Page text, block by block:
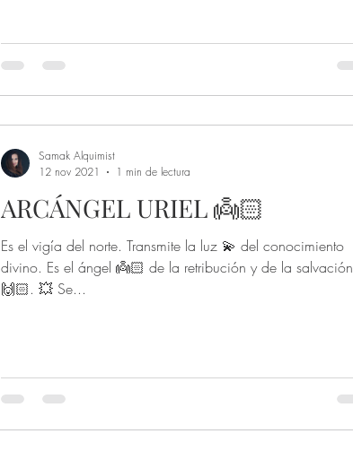
ARCÁNGEL URIEL 👼🏻
Es el vigía del norte. Transmite la luz 💫 del conocimiento
divino. Es el ángel 👼🏻 de la retribución y de la salvación
🙌🏻. 💥 Se...
Samak Alquimist
12 nov 2021
1 min de lectura